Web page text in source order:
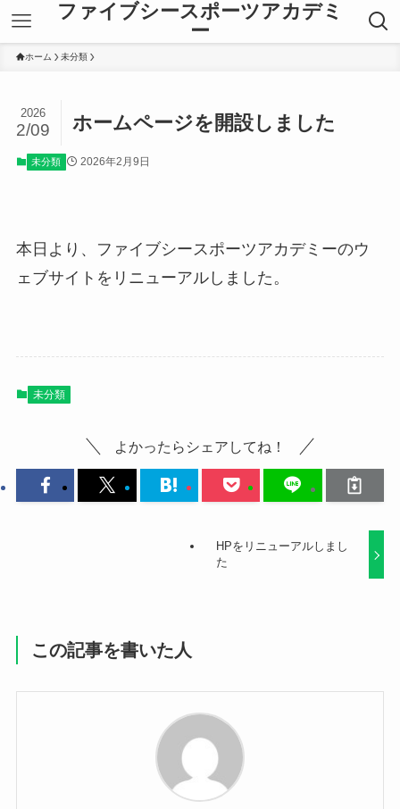
ファイブシースポーツアカデミ
ー
ホーム 未分類
ホームページを開設しました
2026
2/09
未分類 2026年2月9日
本日より、ファイブシースポーツアカデミーのウ
ェブサイトをリニューアルしました。
未分類
よかったらシェアしてね！
HPをリニューアルしまし
た
この記事を書いた人